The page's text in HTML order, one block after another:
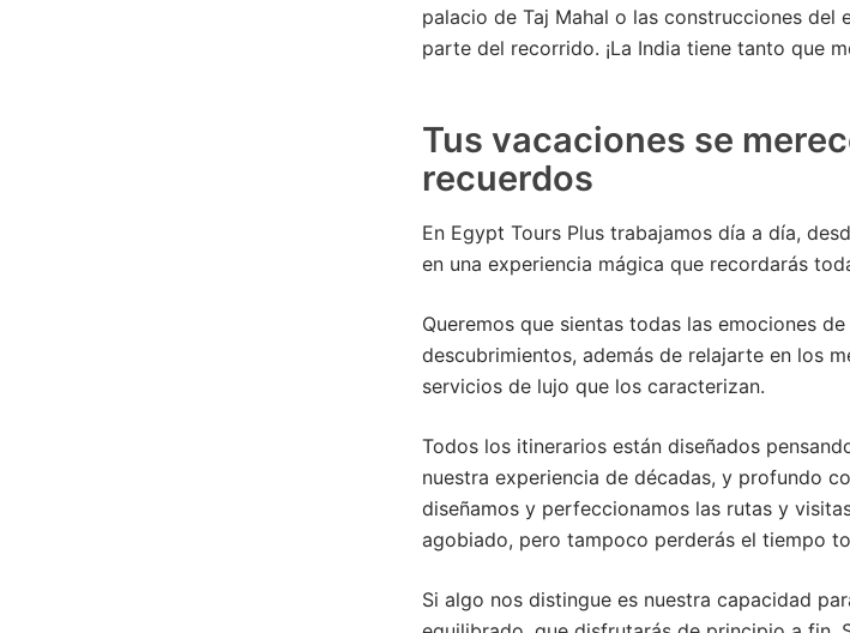
palacio de Taj Mahal o las construcciones del
parte del recorrido. ¡La India tiene tanto que
Tus vacaciones se
recuerdos
En Egypt Tours Plus trabajamos día a día,
en una experiencia mágica que recordarás
Queremos que sientas todas las emociones
descubrimientos, además de relajarte en los
servicios de lujo que los caracterizan.
Todos los itinerarios están diseñados
nuestra experiencia de décadas, y profundo
diseñamos y perfeccionamos las rutas y
agobiado, pero tampoco perderás el tiempo
Si algo nos distingue es nuestra capacidad